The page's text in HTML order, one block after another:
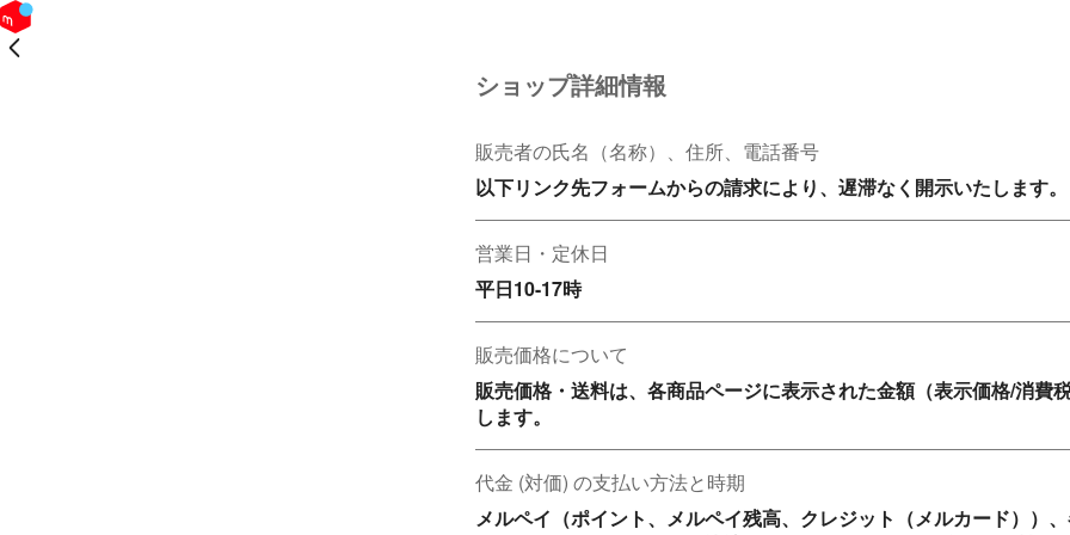
戻る
ショップ詳細情報
販売者の氏名（名称）、住所、電話番号
以下リンク先フォームからの請求により、遅滞なく開示いたします。
営業日・定休日
平日10-17時
販売価格について
販売価格・送料は、各商品ページに表示された金額（表示価格/消費
します。
代金 (対価) の支払い方法と時期
メルペイ（ポイント、メルペイ残高、クレジット（メルカード））